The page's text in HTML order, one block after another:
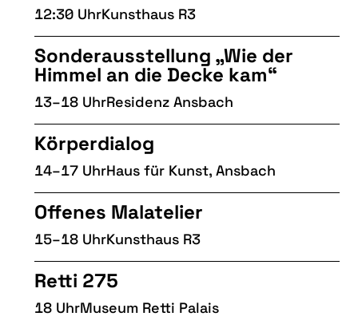
12:30 UhrKunsthaus R3
Sonderausstellung „Wie der
Himmel an die Decke kam“
13–18 UhrResidenz Ansbach
Körperdialog
14–17 UhrHaus für Kunst, Ansbach
Offenes Malatelier
15–18 UhrKunsthaus R3
Retti 275
18 UhrMuseum Retti Palais